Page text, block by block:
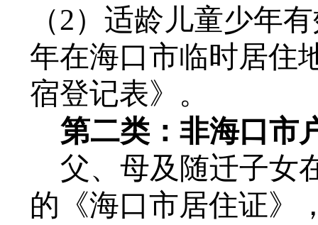
（2）适龄儿童少年
年在海口市临时居住
宿登记表》。
第二类：非海口市
父、母及随迁子女
的《海口市居住证》